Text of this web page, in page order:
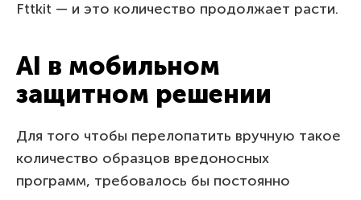
Fttkit — и это количество продолжает расти.
AI в мобильном
защитном решении
Для того чтобы перелопатить вручную такое
количество образцов вредоносных
программ, требовалось бы постоянно